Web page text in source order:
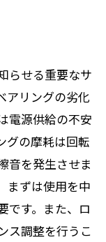
らせる重要なサ
アリングの劣化
電源供給の不安
グの摩耗は回転
音を発生させま
まずは使用を中
です。また、ロ
ス調整を行うこ